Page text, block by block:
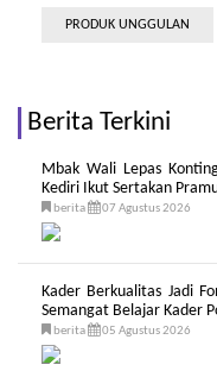
PRODUK UNGGULAN
Berita Terkini
Mbak Wali Lepas
Kediri Ikut Sertakan
berita 07 Agustus 2026
Kader Berkualitas Jadi
Semangat Belajar Kader
berita 05 Agustus 2026